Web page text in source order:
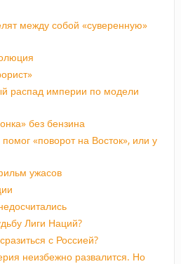
между собой «суверенную»
распад империи по модели
без бензина
«поворот на Восток», или у
ужасов
Лиги Наций?
с Россией?
неизбежно развалится. Но